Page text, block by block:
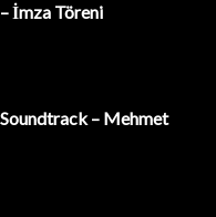
İmza Töreni
– Mehmet